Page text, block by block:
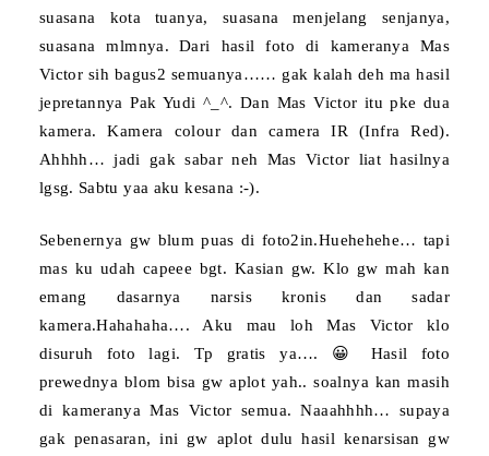
suasana kota tuanya, suasana menjelang senjanya,
suasana mlmnya.
Dari hasil foto di kameranya Mas
Victor sih bagus2 semuanya…… gak kalah deh ma hasil
jepretannya Pak Yudi ^_^. Dan Mas Victor itu pke dua
kamera. Kamera colour dan camera IR (Infra Red).
Ahhhh… jadi gak sabar neh Mas Victor liat hasilnya
lgsg. Sabtu yaa aku kesana :-).
Sebenernya gw blum puas di foto2in.Huehehehe… tapi
mas ku udah capeee bgt. Kasian gw. Klo gw mah kan
emang dasarnya narsis kronis dan sadar
kamera.Hahahaha….
Aku mau loh Mas Victor klo
disuruh foto lagi. Tp gratis ya…. 😀
Hasil foto
prewednya blom bisa gw aplot yah.. soalnya kan masih
di kameranya Mas Victor semua. Naaahhhh… supaya
gak penasaran, ini gw aplot dulu hasil kenarsisan gw